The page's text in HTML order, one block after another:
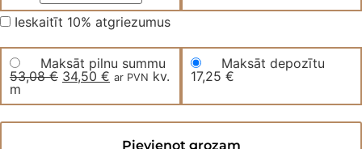
Ieskaitīt 10% atgriezumus
Maksāt pilnu summu
53,08€ Original
price
was:
34,50 € Current
is:
ar PVN kv.
m
Maksāt depozītu
17,25 €
Kvarca
Pievienot grozam